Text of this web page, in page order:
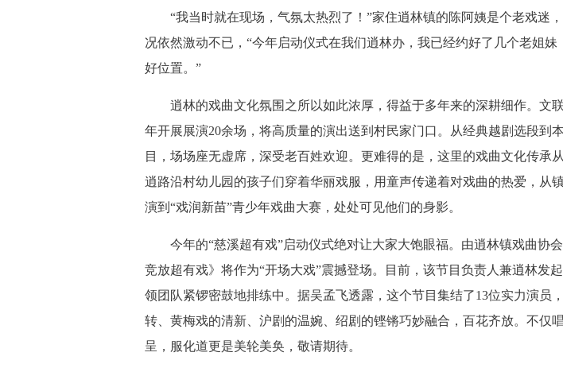
“我当时就在现场，气氛太热烈了！”家住逍林镇的陈阿姨是个老戏迷
况依然激动不已，“今年启动仪式在我们逍林办，我已经约好了几个老姐妹
好位置。”
逍林的戏曲文化氛围之所以如此浓厚，得益于多年来的深耕细作。文
年开展展演20余场，将高质量的演出送到村民家门口。从经典越剧选段到
目，场场座无虚席，深受老百姓欢迎。更难得的是，这里的戏曲文化传承
逍路沿村幼儿园的孩子们穿着华丽戏服，用童声传递着对戏曲的热爱，从
演到“戏润新苗”青少年戏曲大赛，处处可见他们的身影。
今年的“慈溪超有戏”启动仪式绝对让大家大饱眼福。由逍林镇戏曲协会
竞放超有戏》将作为“开场大戏”震撼登场。目前，该节目负责人兼逍林发
领团队紧锣密鼓地排练中。据吴孟飞透露，这个节目集结了13位实力演员
转、黄梅戏的清新、沪剧的温婉、绍剧的铿锵巧妙融合，百花齐放。不仅
呈，服化道更是美轮美奂，敬请期待。